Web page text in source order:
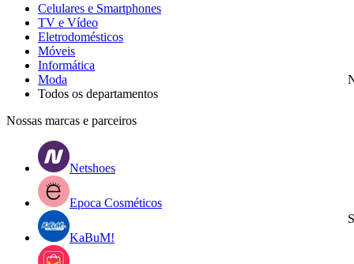
Celulares e Smartphones
TV e Vídeo
Eletrodomésticos
Móveis
Informática
Moda
Todos os departamentos
Nossas marcas e parceiros
Netshoes
Epoca Cosméticos
KaBuM!